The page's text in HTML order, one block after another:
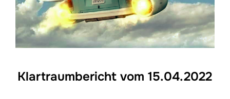
Klartraumbericht vom 15.04.2022